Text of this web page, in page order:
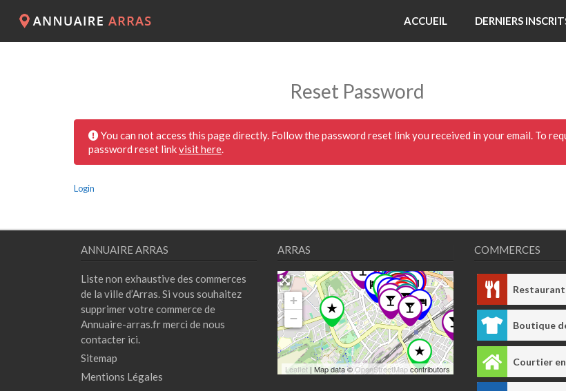
ACCUEIL DERNIERS
Reset Password
You can not access this page directly. Follow the password reset link you received in your email. To
password reset linkvisit here.
Login
ANNUAIRE ARRAS
Liste non exhaustive des commerces
de la ville d’Arras. Si vous souhaitez
supprimer votre commerce de
Annuaire-arras.fr merci de nous
contacter ici.
Sitemap
Mentions Légales
ARRAS
+
−
Leaflet | Map data ©OpenStreetMapcontributors
COMMERCES